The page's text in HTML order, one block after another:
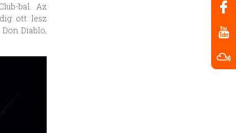
bal. Az
ott lesz
Diablo,